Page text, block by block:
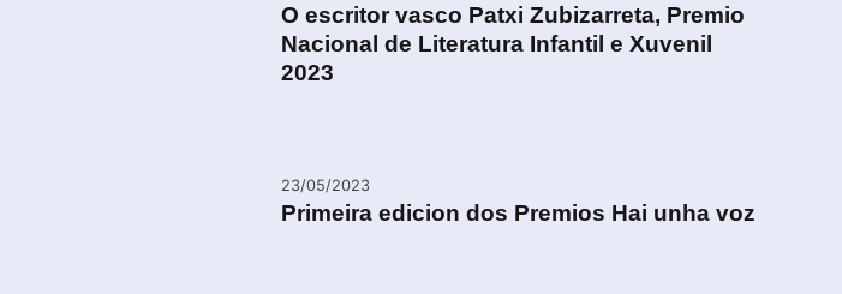
O escritor vasco Patxi Zubizarreta, Premio
Nacional de Literatura Infantil e Xuvenil
2023
23/05/2023
Primeira edicion dos Premios Hai unha voz